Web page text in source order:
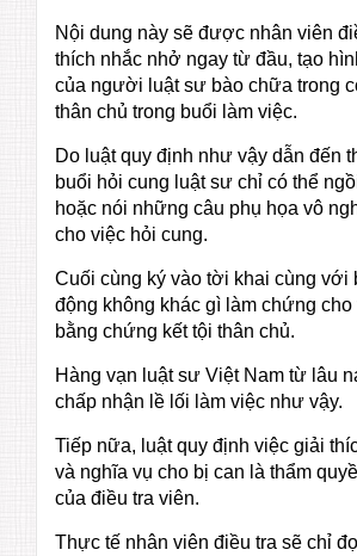
Nội dung này sẽ được nhân viên
thích nhắc nhở ngay từ đầu, tạo
của người luật sư bào chữa trong
thân chủ trong buổi làm việc.
Do luật quy định như vậy dẫn đến
buổi hỏi cung luật sư chỉ có thể
hoặc nói những câu phụ họa vô
cho việc hỏi cung.
Cuối cùng ký vào tời khai cùng với
động không khác gì làm chứng cho
bằng chứng kết tội thân chủ.
Hàng vạn luật sư Việt Nam từ lâu
chấp nhận lề lối làm việc như vậy.
Tiếp nữa, luật quy định việc giải
và nghĩa vụ cho bị can là thẩm
của điều tra viên.
Thực tế nhân viên điều tra sẽ chỉ